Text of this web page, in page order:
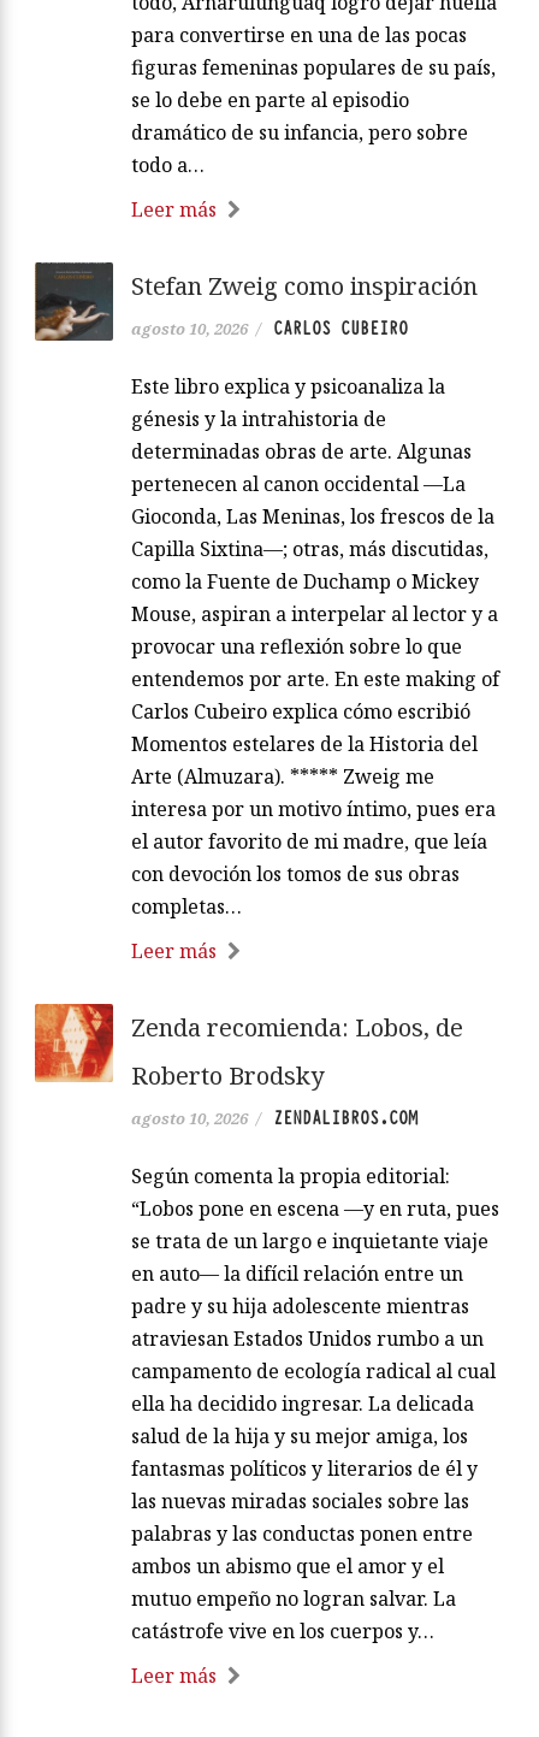
para convertirse en una de las pocas
figuras femeninas populares de su país,
se lo debe en parte al episodio
dramático de su infancia, pero sobre
todo a…
Leer más
Stefan Zweig como inspiración
agosto 10, 2026 / CARLOS CUBEIRO
Este libro explica y psicoanaliza la
génesis y la intrahistoria de
determinadas obras de arte. Algunas
pertenecen al canon occidental —La
Gioconda, Las Meninas, los frescos de la
Capilla Sixtina—; otras, más discutidas,
como la Fuente de Duchamp o Mickey
Mouse, aspiran a interpelar al lector y a
provocar una reflexión sobre lo que
entendemos por arte. En este making of
Carlos Cubeiro explica cómo escribió
Momentos estelares de la Historia del
Arte (Almuzara). ***** Zweig me
interesa por un motivo íntimo, pues era
el autor favorito de mi madre, que leía
con devoción los tomos de sus obras
completas…
Leer más
Zenda recomienda: Lobos, de
Roberto Brodsky
agosto 10, 2026 / ZENDALIBROS.COM
Según comenta la propia editorial:
“Lobos pone en escena —y en ruta, pues
se trata de un largo e inquietante viaje
en auto— la difícil relación entre un
padre y su hija adolescente mientras
atraviesan Estados Unidos rumbo a un
campamento de ecología radical al cual
ella ha decidido ingresar. La delicada
salud de la hija y su mejor amiga, los
fantasmas políticos y literarios de él y
las nuevas miradas sociales sobre las
palabras y las conductas ponen entre
ambos un abismo que el amor y el
mutuo empeño no logran salvar. La
catástrofe vive en los cuerpos y…
Leer más